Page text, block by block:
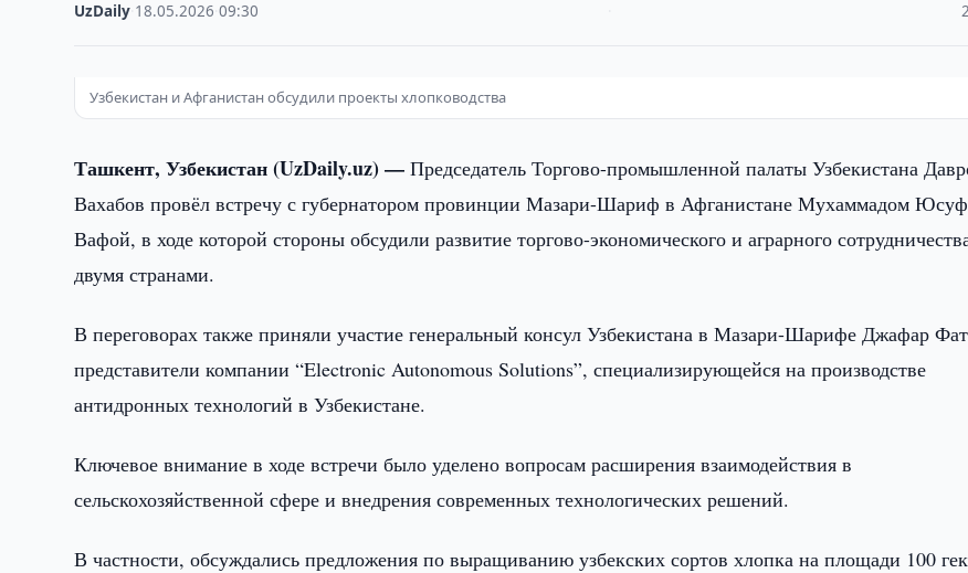
UzDaily 18.05.2026 ·09:30
Узбекистан и Афганистан обсудили проекты хлопководства
Ташкент, Узбекистан (UzDaily.uz) —Председатель Торгово-промышленной палаты Узбекистана
Вахабов провёл встречу с губернатором провинции Мазари-Шариф в Афганистане Мухаммадом
Вафой, в ходе которой стороны обсудили развитие торгово-экономического и аграрного
двумя странами.
В переговорах также приняли участие генеральный консул Узбекистана в Мазари-Шарифе Джафар
представители компании “Electronic Autonomous Solutions”, специализирующейся на производстве
антидронных технологий в Узбекистане.
Ключевое внимание в ходе встречи было уделено вопросам расширения взаимодействия в
сельскохозяйственной сфере и внедрения современных технологических решений.
В частности, обсуждались предложения по выращиванию узбекских сортов хлопка на площади 100